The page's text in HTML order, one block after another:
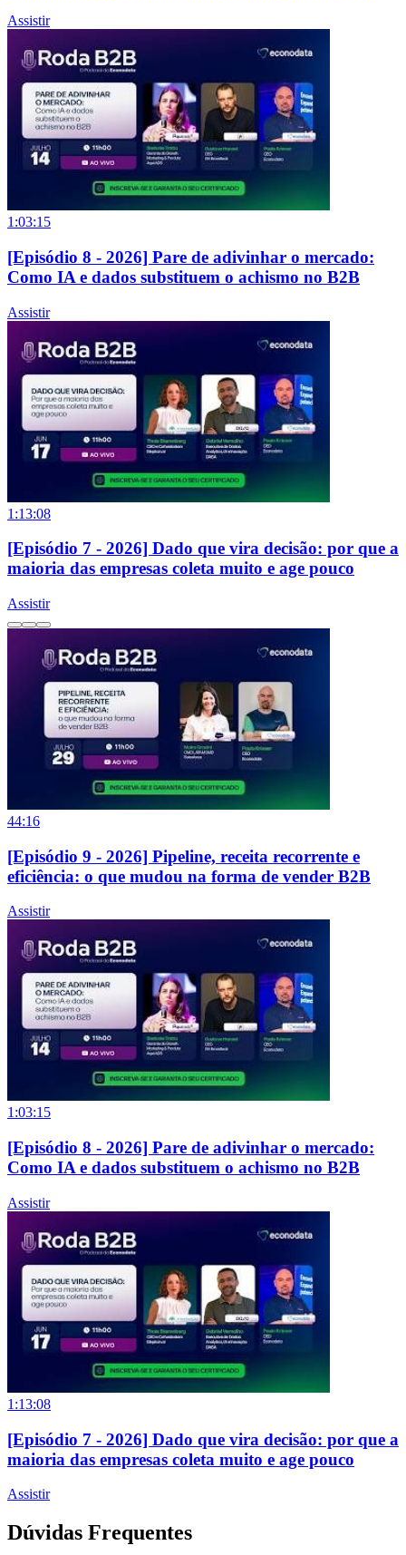
Assistir
1:03:15
[Episódio 8 - 2026] Pare de adivinhar o mercado:
Como IA e dados substituem o achismo no B2B
Assistir
1:13:08
[Episódio 7 - 2026] Dado que vira decisão: por que a
maioria das empresas coleta muito e age pouco
Assistir
44:16
[Episódio 9 - 2026] Pipeline, receita recorrente e
eficiência: o que mudou na forma de vender B2B
Assistir
1:03:15
[Episódio 8 - 2026] Pare de adivinhar o mercado:
Como IA e dados substituem o achismo no B2B
Assistir
1:13:08
[Episódio 7 - 2026] Dado que vira decisão: por que a
maioria das empresas coleta muito e age pouco
Assistir
Dúvidas Frequentes